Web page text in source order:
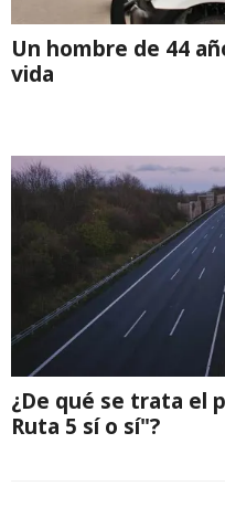
Un hombre de 44
vida
¿De qué se trata el
Ruta 5 sí o sí"?